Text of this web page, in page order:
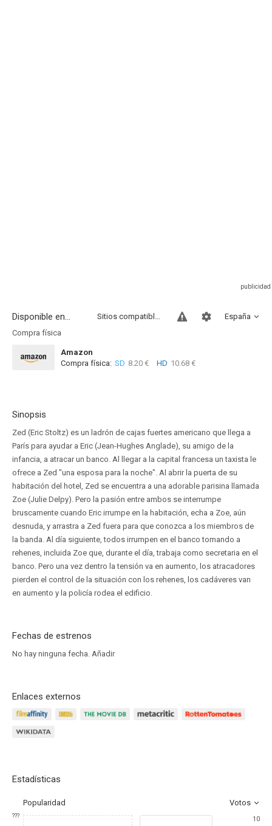
Disponible en... España
Sitios compatibles
Compra física
Amazon
Compra física: SD 8.20 € HD 10.68 €
Sinopsis
Zed (Eric Stoltz) es un ladrón de cajas fuertes americano que llega a
París para ayudar a Eric (Jean-Hughes Anglade), su amigo de la
infancia, a atracar un banco. Al llegar a la capital francesa un taxista le
ofrece a Zed "una esposa para la noche". Al abrir la puerta de su
habitación del hotel, Zed se encuentra a una adorable parisina llamada
Zoe (Julie Delpy). Pero la pasión entre ambos se interrumpe
bruscamente cuando Eric irrumpe en la habitación, echa a Zoe, aún
desnuda, y arrastra a Zed fuera para que conozca a los miembros de
la banda. Al día siguiente, todos irrumpen en el banco tomando a
rehenes, incluida Zoe que, durante el día, trabaja como secretaria en el
banco. Pero una vez dentro la tensión va en aumento, los atracadores
pierden el control de la situación con los rehenes, los cadáveres van
en aumento y la policía rodea el edificio.
Fechas de estrenos
No hay ninguna fecha. Añadir
Enlaces externos
Estadísticas
Popularidad Votos
???
10